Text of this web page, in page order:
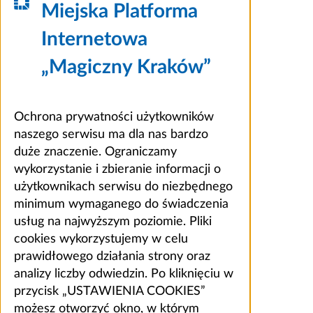
Miejska Platforma
Internetowa
„Magiczny Kraków”
Ochrona prywatności użytkowników
naszego serwisu ma dla nas bardzo
duże znaczenie. Ograniczamy
wykorzystanie i zbieranie informacji o
użytkownikach serwisu do niezbędnego
minimum wymaganego do świadczenia
usług na najwyższym poziomie. Pliki
cookies wykorzystujemy w celu
prawidłowego działania strony oraz
analizy liczby odwiedzin. Po kliknięciu w
przycisk „USTAWIENIA COOKIES”
możesz otworzyć okno, w którym